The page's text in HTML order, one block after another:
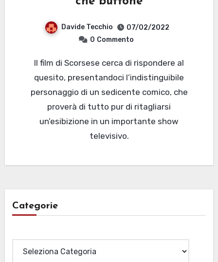
Davide Tecchio
07/02/2022
0 Commento
Il film di Scorsese cerca di rispondere al
quesito, presentandoci l’indistinguibile
personaggio di un sedicente comico, che
proverà di tutto pur di ritagliarsi
un’esibizione in un importante show
televisivo.
Categorie